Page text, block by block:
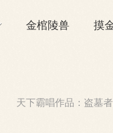
金棺陵兽 摸
天下霸唱作品：盗墓